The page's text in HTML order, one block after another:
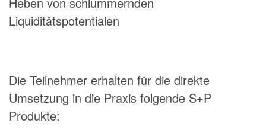
Liquiditätspotentialen
Die Teilnehmer erhalten für die direkte
Umsetzung in die Praxis folgende S+P
Produkte: